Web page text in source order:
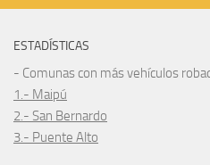
ESTADÍSTICAS
- Comunas con más vehículos
1.- Maipú
2.- San Bernardo
3.- Puente Alto